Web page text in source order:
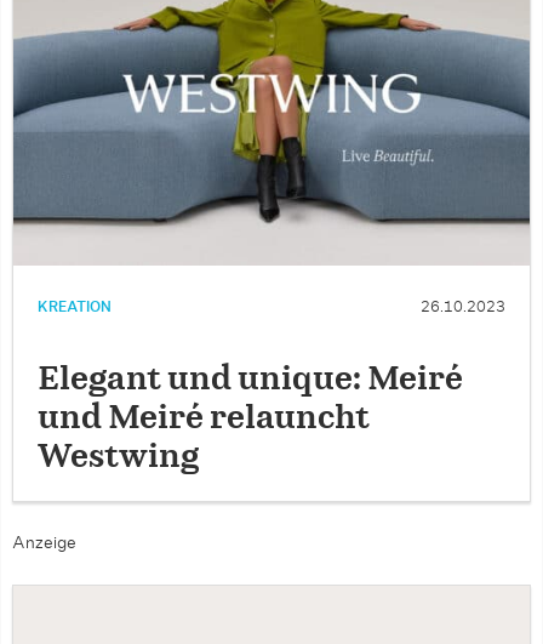
KREATION 26.10.2023
Elegant und unique: Meiré
und Meiré relauncht
Westwing
Anzeige